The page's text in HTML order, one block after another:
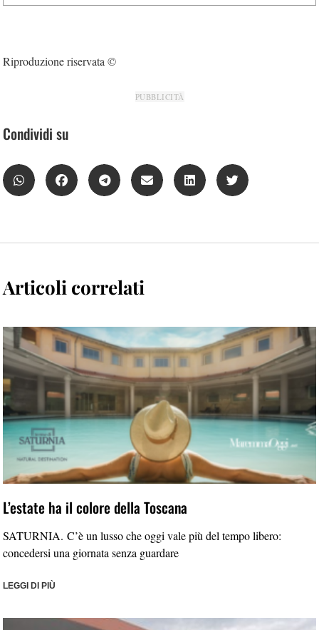
Riproduzione riservata ©
PUBBLICITÀ
Condividi su
Articoli correlati
L’estate ha il colore della Toscana
SATURNIA. C’è un lusso che oggi vale più del tempo libero:
concedersi una giornata senza guardare
LEGGI DI PIÙ